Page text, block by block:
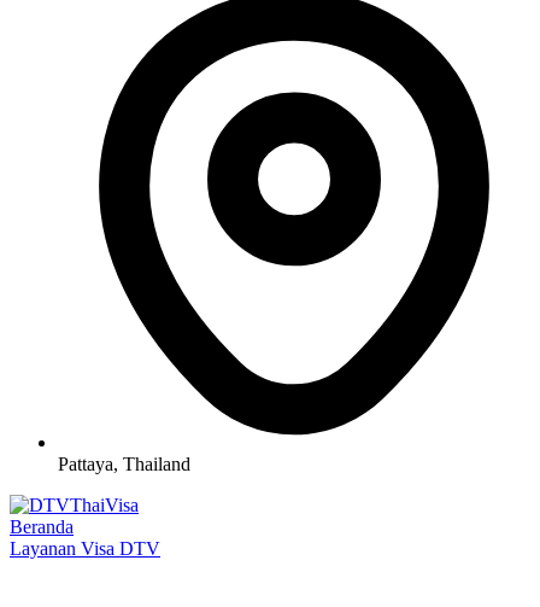
Pattaya, Thailand
Beranda
Layanan Visa DTV